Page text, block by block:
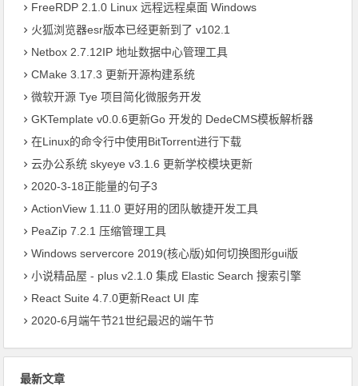
FreeRDP 2.1.0 Linux 远程远程桌面 Windows
火狐浏览器esr版本已经更新到了 v102.1
Netbox 2.7.12IP 地址数据中心管理工具
CMake 3.17.3 更新开源构建系统
微软开源 Tye 项目简化微服务开发
GKTemplate v0.0.6更新Go 开发的 DedeCMS模板解析器
在Linux的命令行中使用BitTorrent进行下载
云办公系统 skyeye v3.1.6 更新学校模块更新
2020-3-18正能量的句子3
ActionView 1.11.0 更好用的团队敏捷开发工具
PeaZip 7.2.1 压缩管理工具
Windows servercore 2019(核心版)如何切换图形gui版
小说精品屋 - plus v2.1.0 集成 Elastic Search 搜索引擎
React Suite 4.7.0更新React UI 库
2020-6月端午节21世纪最迟的端午节
最新文章